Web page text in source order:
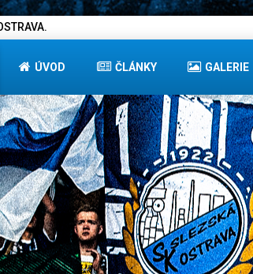
ÚVOD ČLÁNKY GALERIE